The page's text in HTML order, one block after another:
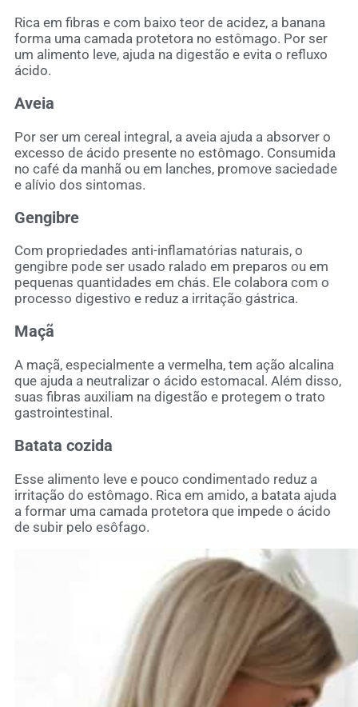
Rica em fibras e com baixo teor de acidez, a banana
forma uma camada protetora no estômago. Por ser
um alimento leve, ajuda na digestão e evita o refluxo
ácido.
Aveia
Por ser um cereal integral, a aveia ajuda a absorver o
excesso de ácido presente no estômago. Consumida
no café da manhã ou em lanches, promove saciedade
e alívio dos sintomas.
Gengibre
Com propriedades anti-inflamatórias naturais, o
gengibre pode ser usado ralado em preparos ou em
pequenas quantidades em chás. Ele colabora com o
processo digestivo e reduz a irritação gástrica.
Maçã
A maçã, especialmente a vermelha, tem ação alcalina
que ajuda a neutralizar o ácido estomacal. Além disso,
suas fibras auxiliam na digestão e protegem o trato
gastrointestinal.
Batata cozida
Esse alimento leve e pouco condimentado reduz a
irritação do estômago. Rica em amido, a batata ajuda
a formar uma camada protetora que impede o ácido
de subir pelo esôfago.